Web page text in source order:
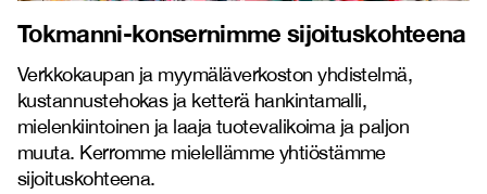
Tokmanni-konsernimme sijoituskohteena
Verkkokaupan ja myymäläverkoston yhdistelmä,
kustannustehokas ja ketterä hankintamalli,
mielenkiintoinen ja laaja tuotevalikoima ja paljon
muuta. Kerromme mielellämme yhtiöstämme
sijoituskohteena.